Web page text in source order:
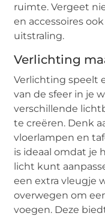
ruimte. Vergeet
en accessoires
uitstraling.
Verlichting
Verlichting speelt
van de sfeer in je
verschillende
te creëren. Denk
vloerlampen en
is ideaal omdat je
licht kunt
een extra vleugje
overwegen om
voegen. Deze